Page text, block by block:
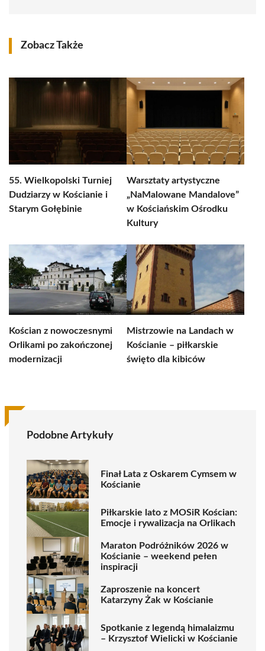
Zobacz Także
55. Wielkopolski Turniej
Dudziarzy w Kościanie i
Starym Gołębinie
Warsztaty artystyczne
„NaMalowane Mandalove”
w Kościańskim Ośrodku
Kultury
Kościan z nowoczesnymi
Orlikami po zakończonej
modernizacji
Mistrzowie na Landach w
Kościanie – piłkarskie
święto dla kibiców
Podobne Artykuły
Finał Lata z Oskarem Cymsem w
Kościanie
Piłkarskie lato z MOSiR Kościan:
Emocje i rywalizacja na Orlikach
Maraton Podróżników 2026 w
Kościanie – weekend pełen
inspiracji
Zaproszenie na koncert
Katarzyny Żak w Kościanie
Spotkanie z legendą himalaizmu
– Krzysztof Wielicki w Kościanie